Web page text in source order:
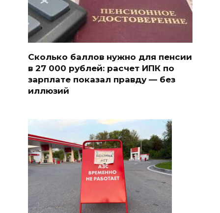
Сколько баллов нужно для пенсии
в 27 000 рублей: расчет ИПК по
зарплате показал правду — без
иллюзий